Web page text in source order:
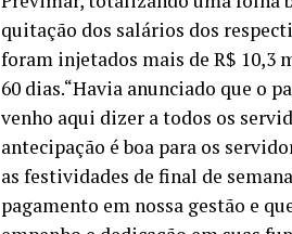
quitação dos salários dos
foram injetados mais de R$ 10,3
60 dias.“Havia anunciado que o
venho aqui dizer a todos os
antecipação é boa para os
as festividades de final de
pagamento em nossa gestão e